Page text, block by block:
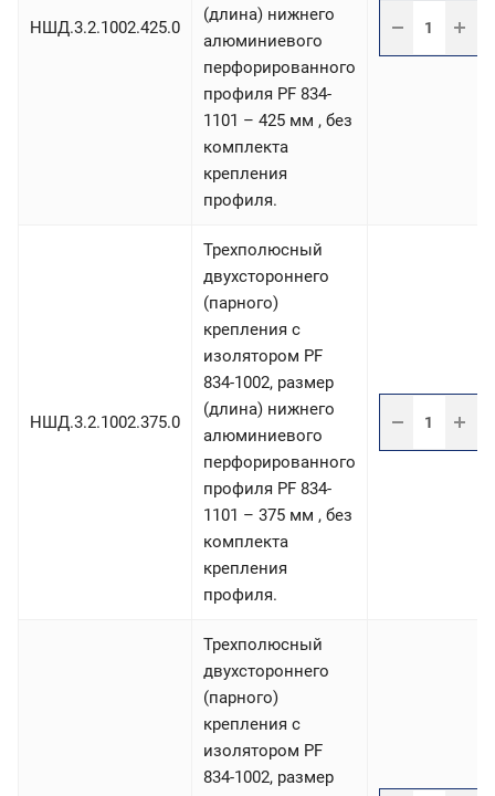
НШД.3.2.1002.425.0
(длина) нижнего
алюминиевого
перфорированного
профиля PF 834-
1101 – 425 мм , без
комплекта
крепления
профиля.
НШД.3.2.1002.375.0
Трехполюсный
двухстороннего
(парного)
крепления с
изолятором PF
834-1002, размер
(длина) нижнего
алюминиевого
перфорированного
профиля PF 834-
1101 – 375 мм , без
комплекта
крепления
профиля.
Трехполюсный
двухстороннего
(парного)
крепления с
изолятором PF
834-1002, размер